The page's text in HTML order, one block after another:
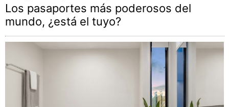
Los pasaportes más poderosos del
mundo, ¿está el tuyo?